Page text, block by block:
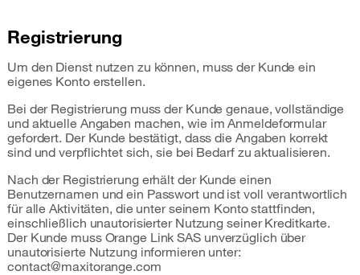
Registrierung
Um den Dienst nutzen zu können, muss der Kunde ein
eigenes Konto erstellen.
Bei der Registrierung muss der Kunde genaue, vollständige
und aktuelle Angaben machen, wie im Anmeldeformular
gefordert. Der Kunde bestätigt, dass die Angaben korrekt
sind und verpflichtet sich, sie bei Bedarf zu aktualisieren.
Nach der Registrierung erhält der Kunde einen
Benutzernamen und ein Passwort und ist voll verantwortlich
für alle Aktivitäten, die unter seinem Konto stattfinden,
einschließlich unautorisierter Nutzung seiner Kreditkarte.
Der Kunde muss Orange Link SAS unverzüglich über
unautorisierte Nutzung informieren unter:
contact@maxitorange.com